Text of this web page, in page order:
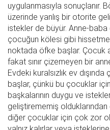
uygulanmasıyla sonuçlanır.
üzerinde yanlış bir otorite
istekler de büyür. Anne-
çocuğun kölesi gibi
noktada öfke başlar. Çocuk
fakat sınır çizemeyen bir
Evdeki kuralsızlık ev
başlar, çünkü bu çocuklar
başkalarının duygu ve
geliştirememiş
diğer çocuklar için çok zor